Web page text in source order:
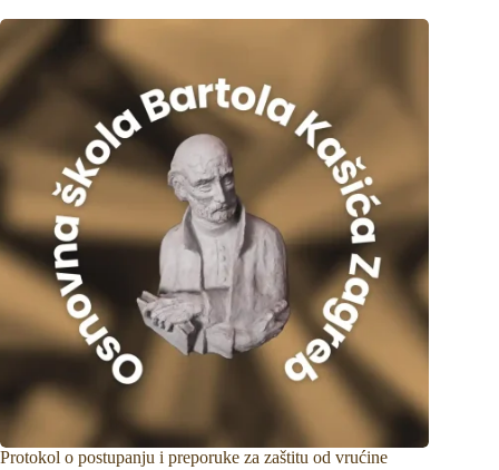
Protokol o postupanju i preporuke za zaštitu od vrućine